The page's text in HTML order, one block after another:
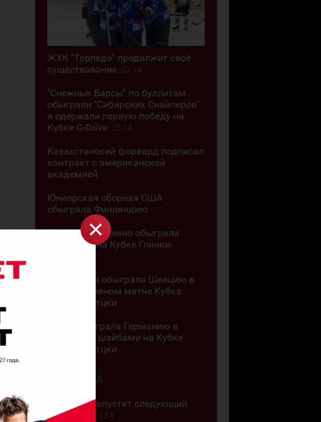
ЖХК "Торпедо" продолжит своё
существование
14
"Снежные Барсы" по буллитам
обыграли "Сибирских Снайперов"
и одержали первую победу на
Кубке G-Drive
14
Казахстанский форвард подписал
контракт с американской
академией
Юниорская сборная США
обыграла Финляндию
Канада разгромно обыграла
Словакию на Кубке Глинки-
Швейцария обыграла Швецию в
результативном матче Кубка
Глинки-Гретцки
Чехия обыграла Германию в
матче с 11 шайбами на Кубке
Глинки-Гретцки
4 АВГУСТА
"Челны" пропустят следующий
сезон ВХЛ
4